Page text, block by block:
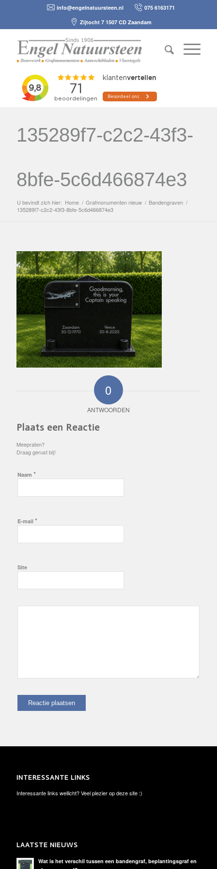
info@engelnatuursteen.nl
075 6163171
Zijtocht 7 1507 CD Zaandam
135289f7-c2c2-43f3-
8bfe-5c6d466874e3
U bevindt zich hier: Home / Grafmonumenten nieuw / Bandengraven /
135289f7-c2c2-43f3-8bfe-5c6d466874e3
0
ANTWOORDEN
Plaats een Reactie
Meepraten?
Draag gerust bij!
Naam *
E-mail *
Site
INTERESSANTE LINKS
Interessante links wellicht? Veel plezier op deze site :)
LAATSTE NIEUWS
Wat is het verschil tussen een bandengraf, beplantingsgraf en